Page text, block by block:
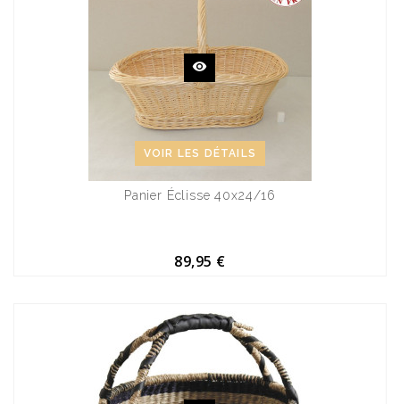
VOIR LES DÉTAILS
Panier Éclisse 40x24/16
89,95 €